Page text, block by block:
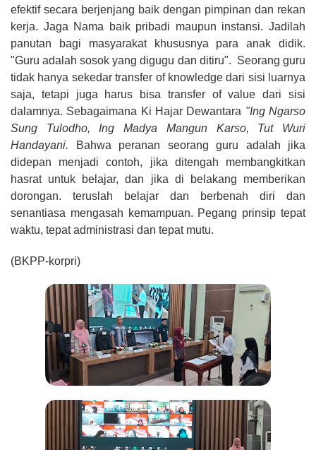
efektif secara berjenjang baik dengan pimpinan dan rekan
kerja. Jaga Nama baik pribadi maupun instansi. Jadilah
panutan bagi masyarakat khususnya para anak didik.
"Guru adalah sosok yang digugu dan ditiru". Seorang guru
tidak hanya sekedar transfer of knowledge dari sisi luarnya
saja, tetapi juga harus bisa transfer of value dari sisi
dalamnya. Sebagaimana Ki Hajar Dewantara "Ing Ngarso
Sung Tulodho, Ing Madya Mangun Karso, Tut Wuri
Handayani.
Bahwa peranan seorang guru adalah jika
didepan menjadi contoh, jika ditengah membangkitkan
hasrat untuk belajar, dan jika di belakang memberikan
dorongan. teruslah belajar dan berbenah diri dan
senantiasa mengasah kemampuan. Pegang prinsip tepat
waktu, tepat administrasi dan tepat mutu.
(BKPP-korpri)